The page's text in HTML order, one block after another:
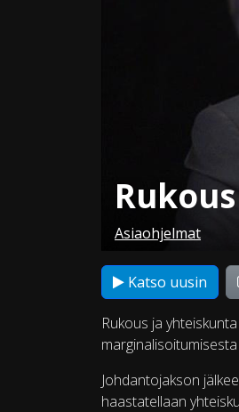
Asiaohjelmat
Katso uusin
Rukous ja
Johdantojakson
haastatellaan